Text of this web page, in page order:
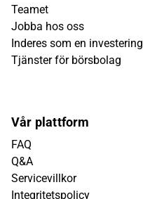
Teamet
Jobba hos oss
Inderes som en investering
Tjänster för börsbolag
Vår plattform
FAQ
Q&A
Servicevillkor
Integritetspolicy